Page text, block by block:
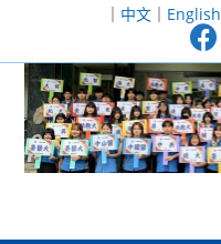
至
｜ 中文｜ English